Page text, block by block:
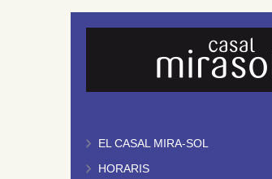
EL CASAL MIRA-SOL
HORARIS